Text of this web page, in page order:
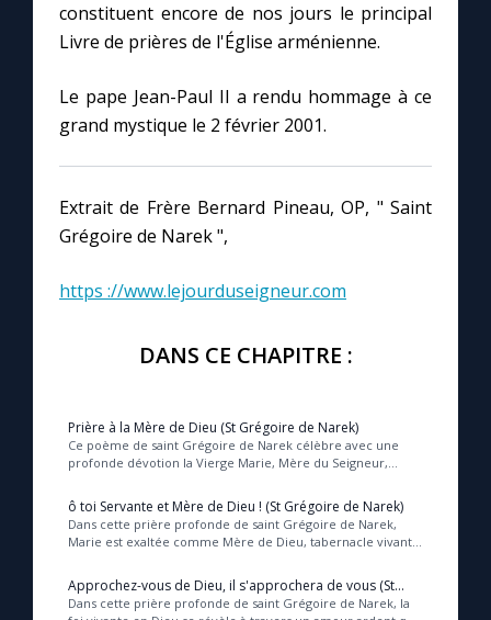
Chapelet pour le monde
Contact
constituent encore de nos jours le principal
Livre de prières de l'Église arménienne.
Le pape Jean-Paul II a rendu hommage à ce
grand mystique le 2 février 2001.
Extrait de Frère Bernard Pineau, OP, " Saint
Grégoire de Narek ",
https ://www.lejourduseigneur.com
DANS CE CHAPITRE :
Prière à la Mère de Dieu (St Grégoire de Narek)
Ce poème de saint Grégoire de Narek célèbre avec une
profonde dévotion la Vierge Marie, Mère du Seigneur,
ô toi Servante et Mère de Dieu ! (St Grégoire de Narek)
Dans cette prière profonde de saint Grégoire de Narek,
Marie est exaltée comme Mère de Dieu, tabernacle vivant
Approchez-vous de Dieu, il s'approchera de vous (St
Grégoire de Narek)
Dans cette prière profonde de saint Grégoire de Narek, la